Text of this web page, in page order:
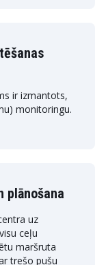
ir izmantots,
monitoringu.
plānošana
uz
ceļu
maršruta
trešo pušu